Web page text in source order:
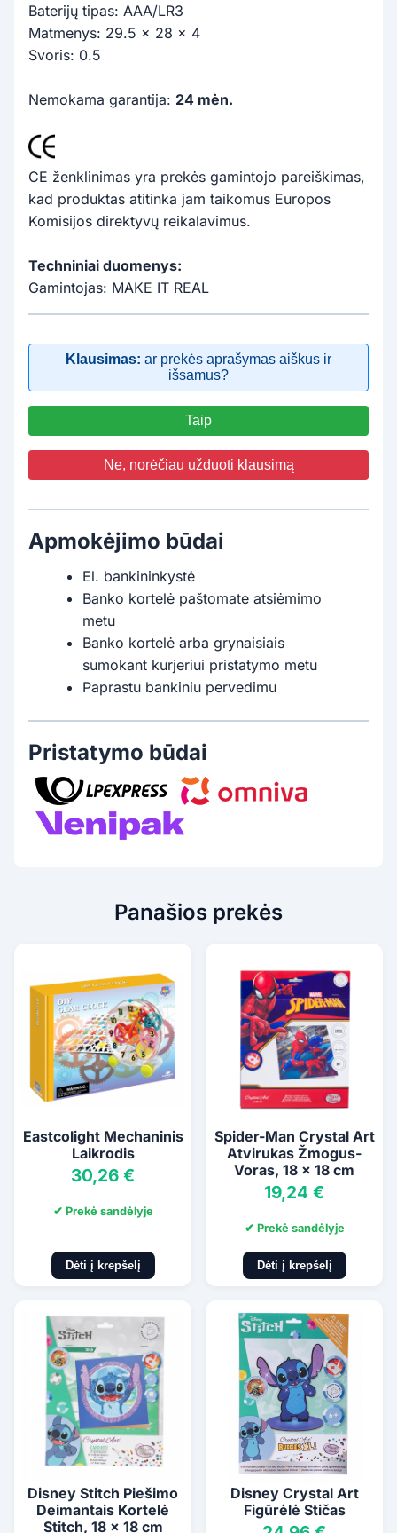
Baterijų tipas: AAA/LR3
Matmenys: 29.5 x 28 x 4
Svoris: 0.5
Nemokama garantija: 24 mėn.
CE ženklinimas yra prekės gamintojo pareiškimas,
kad produktas atitinka jam taikomus Europos
Komisijos direktyvų reikalavimus.
Techniniai duomenys:
Gamintojas: MAKE IT REAL
Klausimas: ar prekės aprašymas aiškus ir
išsamus?
Taip
Ne, norėčiau užduoti klausimą
Apmokėjimo būdai
El. bankininkystė
Banko kortelė paštomate atsiėmimo
metu
Banko kortelė arba grynaisiais
sumokant kurjeriui pristatymo metu
Paprastu bankiniu pervedimu
Pristatymo būdai
Panašios prekės
Eastcolight Mechaninis
Laikrodis
30,26 €
✔ Prekė sandėlyje
Dėti į krepšelį
Spider-Man Crystal Art
Atvirukas Žmogus-
Voras, 18 x 18 cm
19,24 €
✔ Prekė sandėlyje
Dėti į krepšelį
Disney Stitch Piešimo
Deimantais Kortelė
Stitch, 18 x 18 cm
Disney Crystal Art
Figūrėlė Stičas